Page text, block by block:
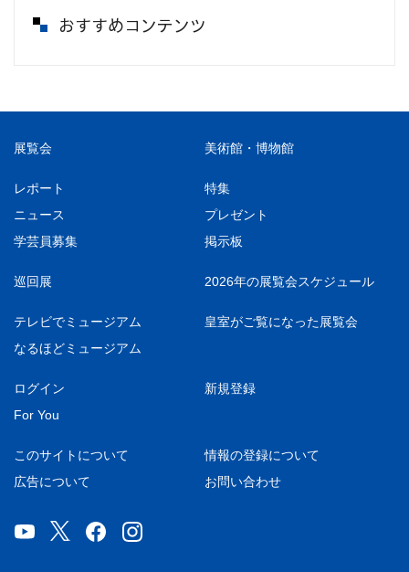
おすすめコンテンツ
展覧会 美術館・博物館
レポート
特集
ニュース
プレゼント
学芸員募集
掲示板
巡回展 2026年の展覧会スケジュール
テレビでミュージアム
皇室がご覧になった展覧会
なるほどミュージアム
ログイン
新規登録
For You
このサイトについて
情報の登録について
広告について
お問い合わせ